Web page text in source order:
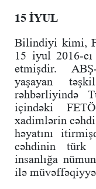
15 İYUL
Bilindiyi kimi,
15 iyul 2016-
etmişdir.
yaşayan
rəhbərliyində
içindəki
xadimlərin
həyatını
cəhdinin
insanlığa
ilə